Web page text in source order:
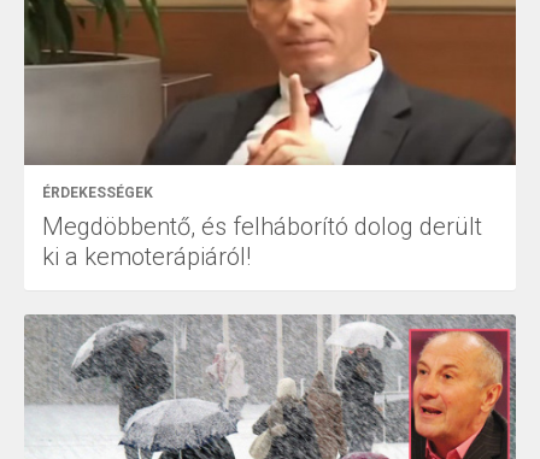
ÉRDEKESSÉGEK
Megdöbbentő, és felháborító dolog derült
ki a kemoterápiáról!